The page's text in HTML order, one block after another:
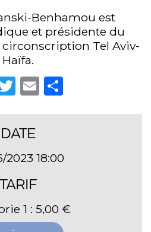
Benhamou est
et présidente du
Tel Aviv-
Haïfa.
Twitter
Email
DATE
2023 18:00
TARIF
1 : 5,00 €